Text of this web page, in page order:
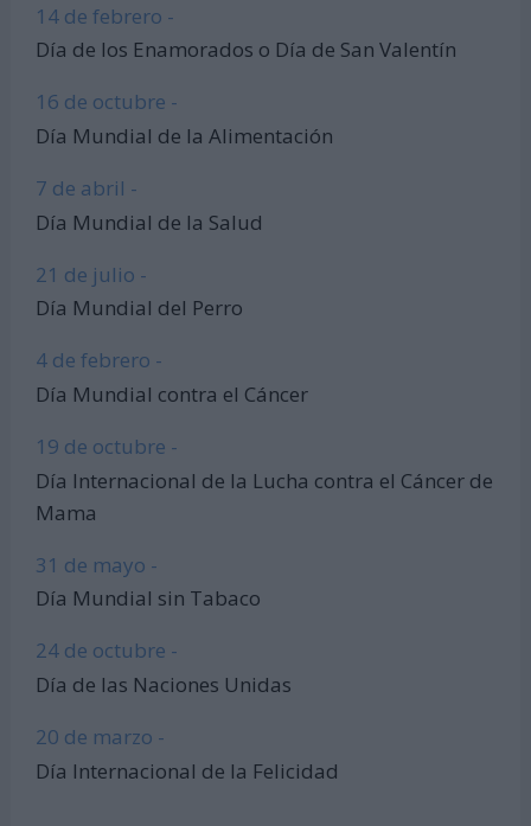
14 de febrero -
Día de los Enamorados o Día de San Valentín
16 de octubre -
Día Mundial de la Alimentación
7 de abril -
Día Mundial de la Salud
21 de julio -
Día Mundial del Perro
4 de febrero -
Día Mundial contra el Cáncer
19 de octubre -
Día Internacional de la Lucha contra el Cáncer de
Mama
31 de mayo -
Día Mundial sin Tabaco
24 de octubre -
Día de las Naciones Unidas
20 de marzo -
Día Internacional de la Felicidad